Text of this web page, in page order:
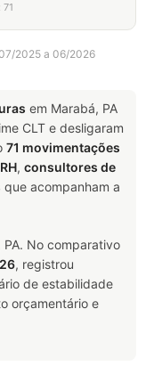
2025 a 06/2026
em Marabá, PA
CLT e desligaram
71 movimentações
, consultores de
que acompanham a
PA. No comparativo
, registrou
de estabilidade
orçamentário e